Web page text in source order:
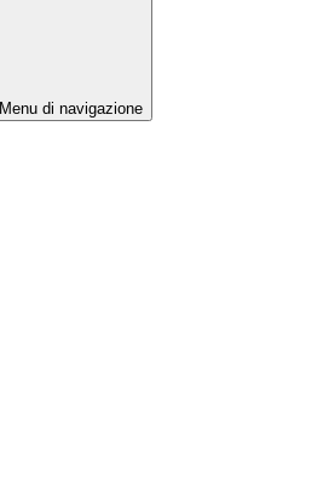
Menu di navigazione